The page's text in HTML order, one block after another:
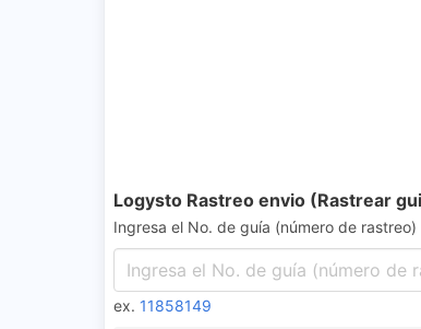
Logysto Rastreo envio (Rastrear
Ingresa el No. de guía (número de rastreo)
ex. 11858149